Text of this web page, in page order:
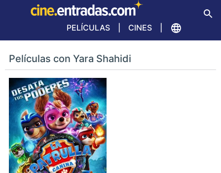
PELÍCULAS CINES
Películas con Yara Shahidi